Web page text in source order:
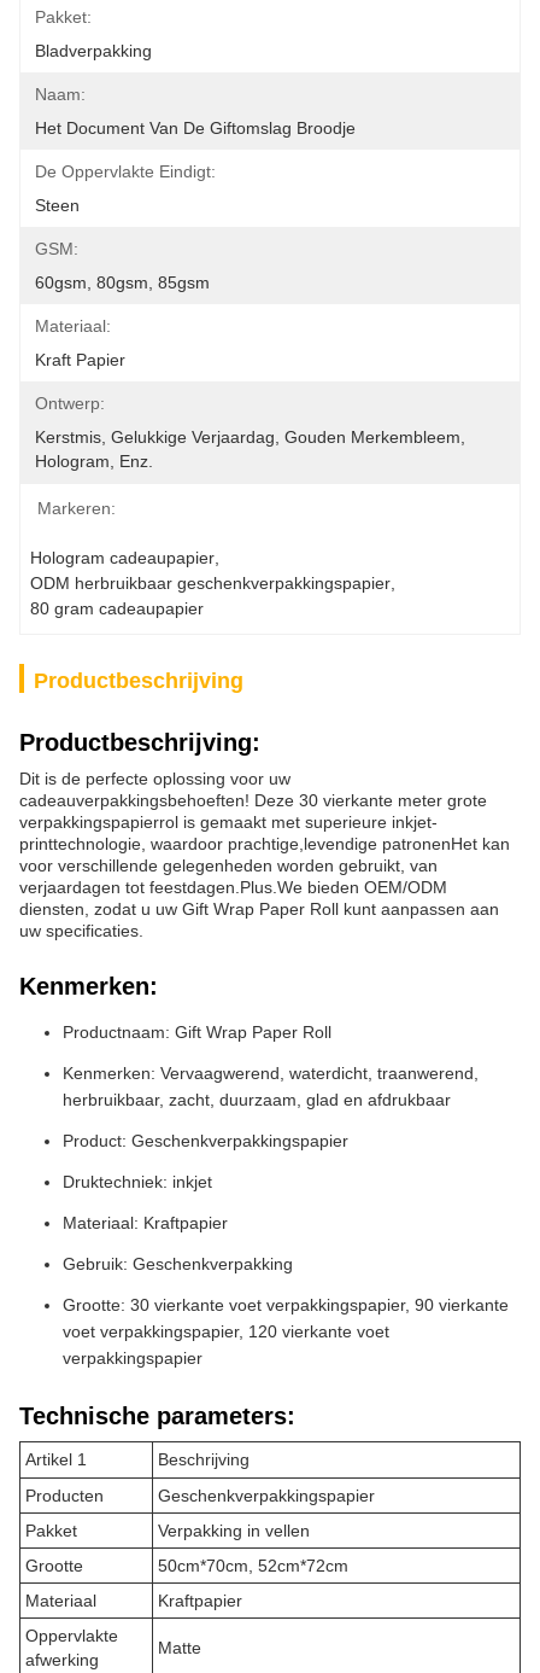
Pakket:
Bladverpakking
Naam:
Het Document Van De Giftomslag Broodje
De Oppervlakte Eindigt:
Steen
GSM:
60gsm, 80gsm, 85gsm
Materiaal:
Kraft Papier
Ontwerp:
Kerstmis, Gelukkige Verjaardag, Gouden Merkembleem,
Hologram, Enz.
Markeren:
Hologram cadeaupapier
ODM herbruikbaar geschenkverpakkingspapier
80 gram cadeaupapier
Productbeschrijving
Productbeschrijving:
Dit is de perfecte oplossing voor uw
cadeauverpakkingsbehoeften! Deze 30 vierkante meter grote
verpakkingspapierrol is gemaakt met superieure inkjet-
printtechnologie, waardoor prachtige,levendige patronenHet kan
voor verschillende gelegenheden worden gebruikt, van
verjaardagen tot feestdagen.Plus.We bieden OEM/ODM
diensten, zodat u uw Gift Wrap Paper Roll kunt aanpassen aan
uw specificaties.
Kenmerken:
Productnaam: Gift Wrap Paper Roll
Kenmerken: Vervaagwerend, waterdicht, traanwerend,
herbruikbaar, zacht, duurzaam, glad en afdrukbaar
Product: Geschenkverpakkingspapier
Druktechniek: inkjet
Materiaal: Kraftpapier
Gebruik: Geschenkverpakking
Grootte: 30 vierkante voet verpakkingspapier, 90 vierkante
voet verpakkingspapier, 120 vierkante voet
verpakkingspapier
Technische parameters:
Artikel 1
Beschrijving
Producten
Geschenkverpakkingspapier
Pakket
Verpakking in vellen
Grootte
50cm*70cm, 52cm*72cm
Materiaal
Kraftpapier
Oppervlakte
afwerking
Matte